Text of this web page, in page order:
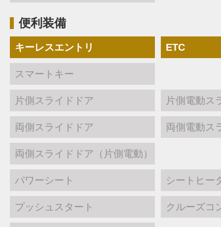
便利装備
キーレスエントリ ETC
スマートキー
片側スライドドア 片側電動ス
両側スライドドア 両側電動ス
両側スライドドア（片側電動）
パワーシート シートヒー
プッシュスタート クルーズコ